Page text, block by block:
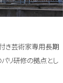
付き芸術家専用長期
リ研修の拠点とし